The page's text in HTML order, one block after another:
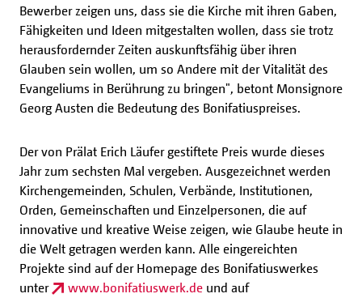
Bewerber zeigen uns, dass sie die Kirche mit ihren Gaben,
Fähigkeiten und Ideen mitgestalten wollen, dass sie trotz
herausfordernder Zeiten auskunftsfähig über ihren
Glauben sein wollen, um so Andere mit der Vitalität des
Evangeliums in Berührung zu bringen", betont Monsignore
Georg Austen die Bedeutung des Bonifatiuspreises.
Der von Prälat Erich Läufer gestiftete Preis wurde dieses
Jahr zum sechsten Mal vergeben. Ausgezeichnet werden
Kirchengemeinden, Schulen, Verbände, Institutionen,
Orden, Gemeinschaften und Einzelpersonen, die auf
innovative und kreative Weise zeigen, wie Glaube heute in
die Welt getragen werden kann. Alle eingereichten
Projekte sind auf der Homepage des Bonifatiuswerkes
unter
www.bonifatiuswerk.de und auf